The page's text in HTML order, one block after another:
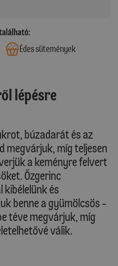
Édes sütemények
lépésre
búzadarát és az
megvárjuk, míg teljesen
a keményre felvert
Őzgerinc
és
benne a gyümölcsös -
téve megvárjuk, míg
válik.